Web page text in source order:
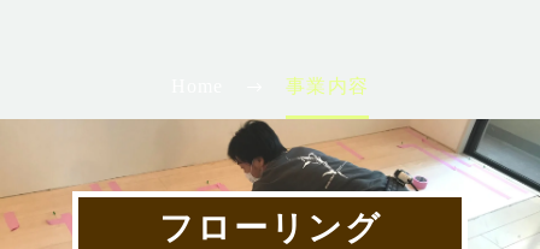
事業内容
フローリング